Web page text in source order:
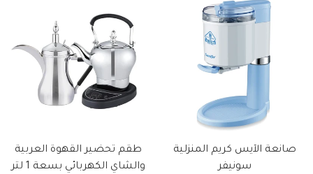
صانعة الآيس كريم المنزلية
سونيفر
طقم تحضير القهوة العربية
والشاي الكهربائي بسعة 1 لتر